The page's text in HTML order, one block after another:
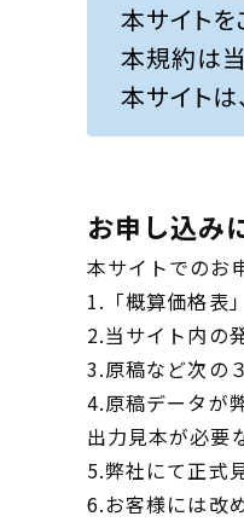
本サイト
本規約は
本サイト
お申し込み
本サイトでのお
1.「概算価格表
2.当サイト内の
3.原稿など次の
4.原稿データが
出力見本が必要
5.弊社にて正式
6.お客様には改